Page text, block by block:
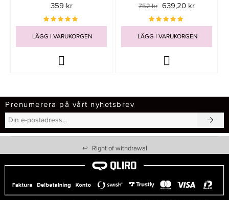
359 kr
LÄGG I VARUKORGEN
752 kr 639,20 kr
LÄGG I VARUKORGEN
Prenumerera på vårt nyhetsbrev
↩ Right of withdrawal